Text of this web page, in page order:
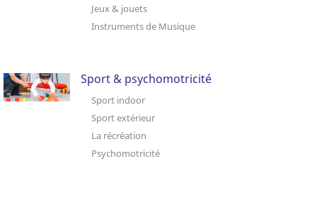
Jeux & jouets
Instruments de Musique
Sport & psychomotricité
Sport indoor
Sport extérieur
La récréation
Psychomotricité